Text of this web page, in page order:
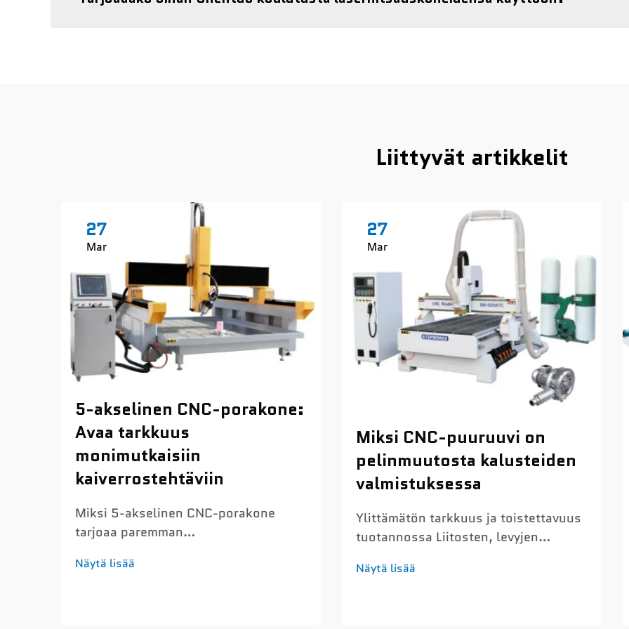
Liittyvät artikkelit
27
Mar
5-akselinen CNC-porakone:
Avaa tarkkuus
monimutkaisiin
kaiverrostehtäviin
Miksi 5-akselinen CNC-porakone
tarjoaa paremman
sijoitustarkkuus ja lämpötilavakaa
Näytä lisää
27
Mar
Miksi CNC-puuruuvi on
pelinmuutosta kalusteiden
valmistuksessa
Ylittämätön tarkkuus ja toistettavuus
tuotannossa Liitosten, levyjen
alamillimetrisen tarkkuuden
Näytä lisää